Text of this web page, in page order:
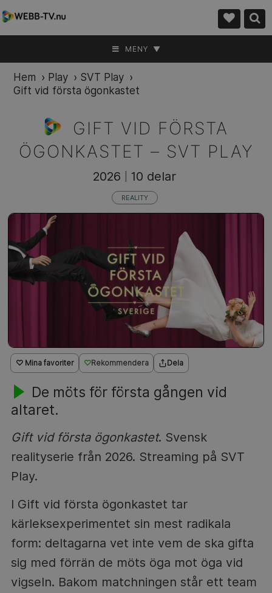
MENY ▼
Hem › Play › SVT Play ›
Gift vid första ögonkastet
GIFT VID FÖRSTA
ÖGONKASTET – SVT PLAY
♡ Mina favoriter Rekommendera Dela
De möts för första gången vid
altaret.
Gift vid första ögonkastet. Svensk
realityserie från 2026. Streaming på SVT
Play.
I Gift vid första ögonkastet tar
kärleksexperimentet sin mest radikala
form: deltagarna vet inte vem de ska gifta
sig med förrän de möts öga mot öga vid
vigseln. Bakom matchningen står ett team
2026 10 delar
REALITY